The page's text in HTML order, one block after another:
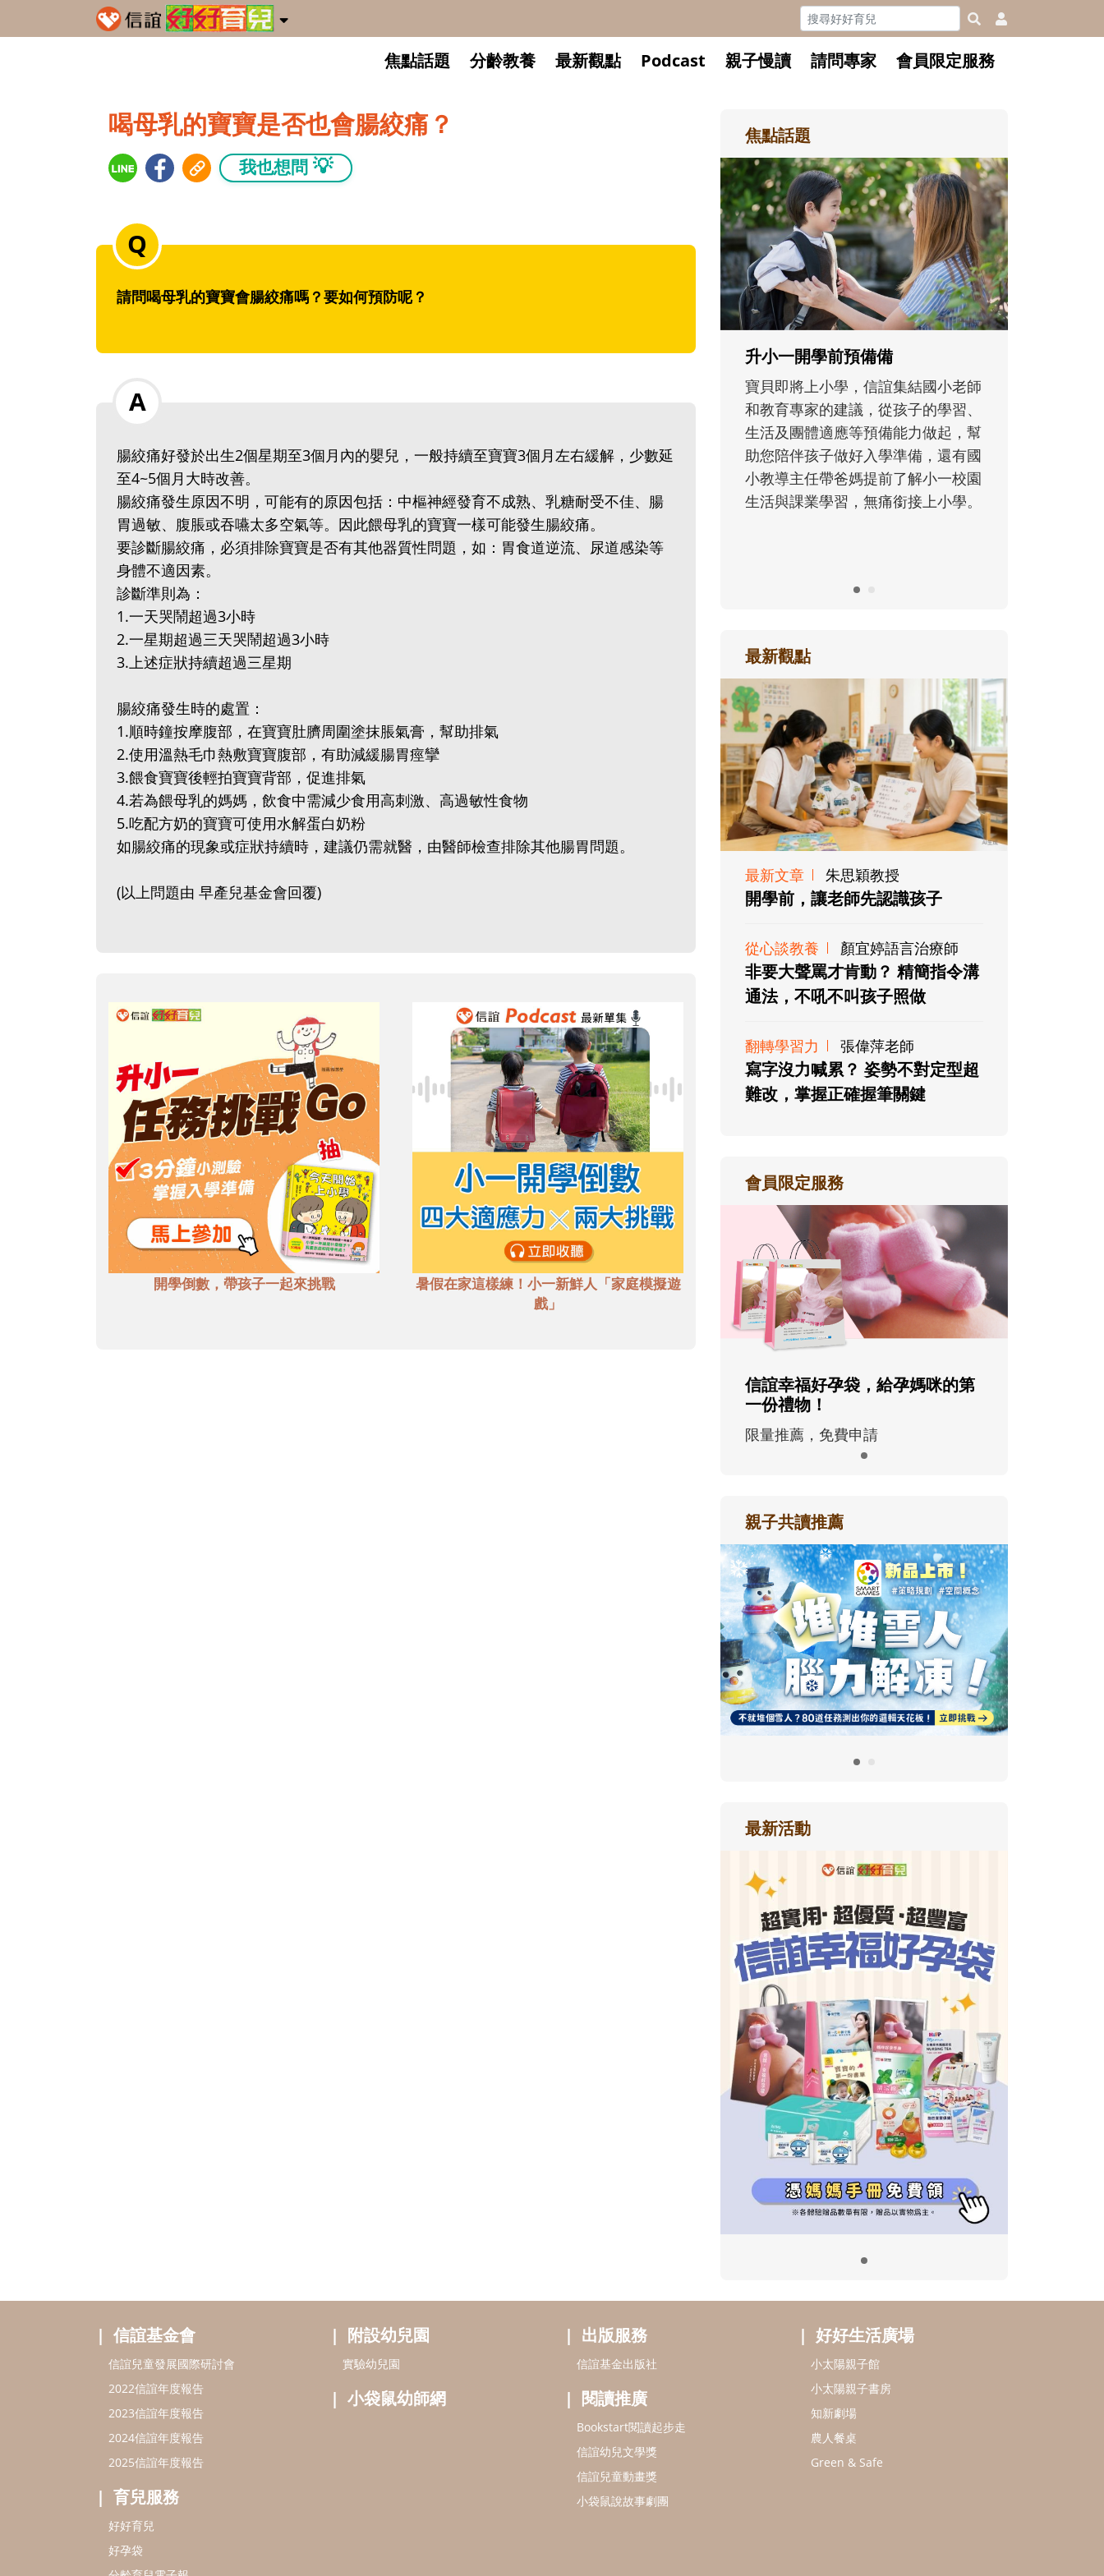
焦點話題 分齡教養 最新觀點 Podcast 親子慢讀 請問專家 會員限定服務
喝母乳的寶寶是否也會腸絞痛？
我也想問 💡
請問喝母乳的寶寶會腸絞痛嗎？要如何預防呢？
腸絞痛好發於出生2個星期至3個月內的嬰兒，一般持續至寶寶3個月左右緩解，少數延
至4~5個月大時改善。
腸絞痛發生原因不明，可能有的原因包括：中樞神經發育不成熟、乳糖耐受不佳、腸
胃過敏、腹脹或吞嚥太多空氣等。因此餵母乳的寶寶一樣可能發生腸絞痛。
要診斷腸絞痛，必須排除寶寶是否有其他器質性問題，如：胃食道逆流、尿道感染等
身體不適因素。
診斷準則為：
1.一天哭鬧超過3小時
2.一星期超過三天哭鬧超過3小時
3.上述症狀持續超過三星期
腸絞痛發生時的處置：
1.順時鐘按摩腹部，在寶寶肚臍周圍塗抹脹氣膏，幫助排氣
2.使用溫熱毛巾熱敷寶寶腹部，有助減緩腸胃痙攣
3.餵食寶寶後輕拍寶寶背部，促進排氣
4.若為餵母乳的媽媽，飲食中需減少食用高刺激、高過敏性食物
5.吃配方奶的寶寶可使用水解蛋白奶粉
如腸絞痛的現象或症狀持續時，建議仍需就醫，由醫師檢查排除其他腸胃問題。
(以上問題由 早產兒基金會回覆)
開學倒數，帶孩子一起來挑戰
暑假在家這樣練！小一新鮮人「家庭模擬遊
戲」
焦點話題
和孩子一起長大的那個男人│讀
懂父親的不同模樣
沒有人天生就擅長當爸爸！男人總是
在一次次「前所未有」的體驗中，跟
著孩子一起長大。從給予安全感的肢
體遊戲，到獨立自主、角色認同及解
決問題的能力養成。爸爸正嘗試用不
同的模樣，參與孩子每個重要的成長
歷程。
最新觀點
最新文章 朱思穎教授
開學前，讓老師先認識孩子
從心談教養 顏宜婷語言治療師
非要大聲罵才肯動？ 精簡指令溝
通法，不吼不叫孩子照做
翻轉學習力 張偉萍老師
寫字沒力喊累？ 姿勢不對定型超
難改，掌握正確握筆關鍵
會員限定服務
信誼幸福好孕袋，給孕媽咪的第
一份禮物！
限量推薦，免費申請
親子共讀推薦
最新活動
育兒服務
好好育兒
好孕袋
分齡育兒電子報
線上教養諮詢
小袋鼠說故事劇團
好好生活廣場
小太陽親子館
小太陽親子書房
service@hsin-yi.org.tw
信誼好好育兒
(02)2396-5305轉2345 (週一～週五 9:00～18:00)
本網站建議使用IE9(含以上)或 Google Chrome 版本瀏覽器